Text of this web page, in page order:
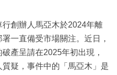
創辦人馬亞木於2024年離
一直備受市場關注。近日，
產呈請在2025年初出現，
疑，事件中的「馬亞木」是